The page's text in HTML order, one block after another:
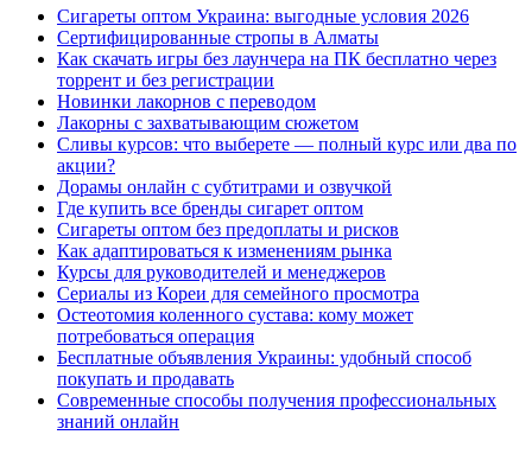
Сигареты оптом Украина: выгодные условия 2026
Сертифицированные стропы в Алматы
Как скачать игры без лаунчера на ПК бесплатно через
торрент и без регистрации
Новинки лакорнов с переводом
Лакорны с захватывающим сюжетом
Сливы курсов: что выберете — полный курс или два по
акции?
Дорамы онлайн с субтитрами и озвучкой
Где купить все бренды сигарет оптом
Сигареты оптом без предоплаты и рисков
Как адаптироваться к изменениям рынка
Курсы для руководителей и менеджеров
Сериалы из Кореи для семейного просмотра
Остеотомия коленного сустава: кому может
потребоваться операция
Бесплатные объявления Украины: удобный способ
покупать и продавать
Современные способы получения профессиональных
знаний онлайн